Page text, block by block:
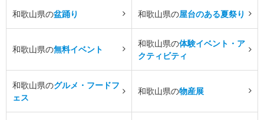
和歌山県の盆踊り 和歌山県の屋台のある夏祭り
和歌山県の無料イベント
和歌山県の体験イベント・ア
クティビティ
和歌山県のグルメ・フードフ
ェス
和歌山県の物産展